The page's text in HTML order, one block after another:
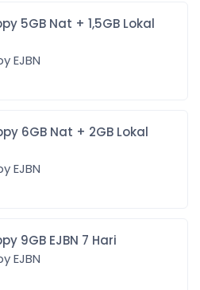
EJBN
EJBN
Happy 9GB EJBN 7 Hari
EJBN